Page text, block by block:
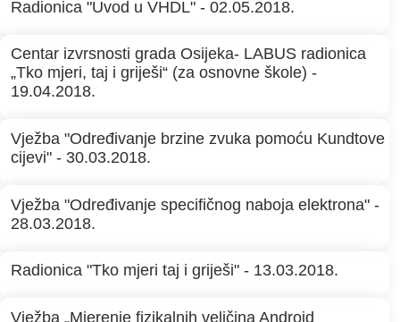
Radionica "Uvod u VHDL" - 02.05.2018.
Centar izvrsnosti grada Osijeka- LABUS radionica
„Tko mjeri, taj i griješi“ (za osnovne škole) -
19.04.2018.
Vježba "Određivanje brzine zvuka pomoću Kundtove
cijevi" - 30.03.2018.
Vježba "Određivanje specifičnog naboja elektrona" -
28.03.2018.
Radionica "Tko mjeri taj i griješi" - 13.03.2018.
Vježba „Mjerenje fizikalnih veličina Android